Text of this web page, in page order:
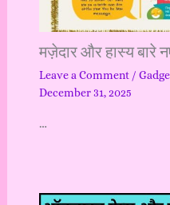
मज़ेदार और हास्य बारे
Leave a Comment /
December 31, 2025
…